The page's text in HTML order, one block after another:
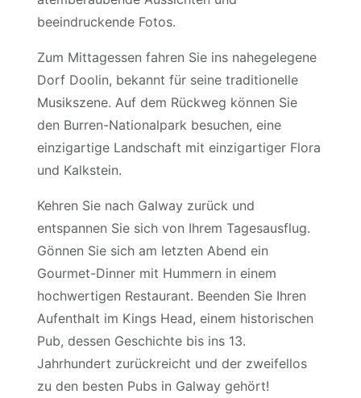
beeindruckende Fotos.
Zum Mittagessen fahren Sie ins nahegelegene
Dorf Doolin, bekannt für seine traditionelle
Musikszene. Auf dem Rückweg können Sie
den Burren-Nationalpark besuchen, eine
einzigartige Landschaft mit einzigartiger Flora
und Kalkstein.
Kehren Sie nach Galway zurück und
entspannen Sie sich von Ihrem Tagesausflug.
Gönnen Sie sich am letzten Abend ein
Gourmet-Dinner mit Hummern in einem
hochwertigen Restaurant. Beenden Sie Ihren
Aufenthalt im Kings Head, einem historischen
Pub, dessen Geschichte bis ins 13.
Jahrhundert zurückreicht und der zweifellos
zu den besten Pubs in Galway gehört!